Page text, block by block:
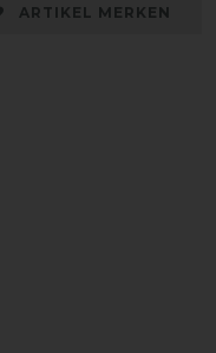
ARTIKEL MERKEN